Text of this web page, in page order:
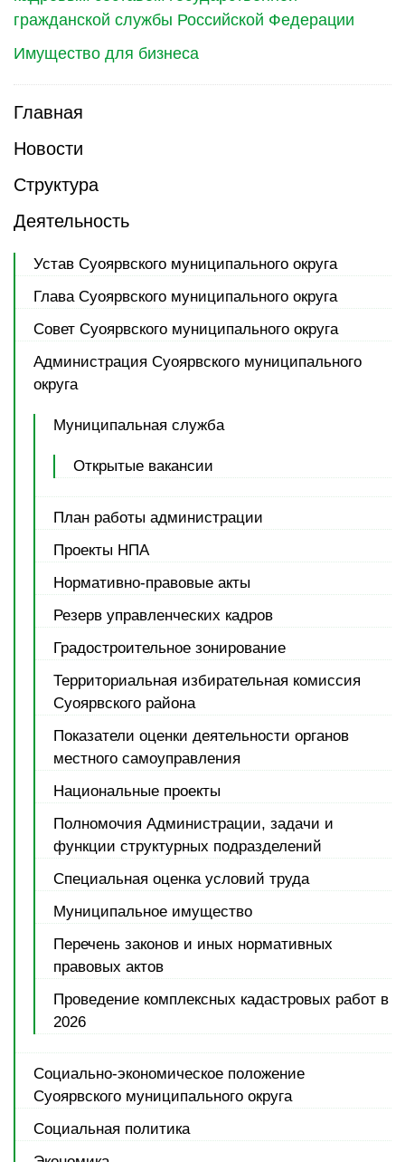
гражданской службы Российской Федерации
Имущество для бизнеса
Главная
Новости
Структура
Деятельность
Устав Суоярвского муниципального округа
Глава Суоярвского муниципального округа
Совет Суоярвского муниципального округа
Администрация Суоярвского муниципального
округа
Муниципальная служба
Открытые вакансии
План работы администрации
Проекты НПА
Нормативно-правовые акты
Резерв управленческих кадров
Градостроительное зонирование
Территориальная избирательная комиссия
Суоярвского района
Показатели оценки деятельности органов
местного самоуправления
Национальные проекты
Полномочия Администрации, задачи и
функции структурных подразделений
Специальная оценка условий труда
Муниципальное имущество
Перечень законов и иных нормативных
правовых актов
Проведение комплексных кадастровых работ в
2026
Социально-экономическое положение
Суоярвского муниципального округа
Социальная политика